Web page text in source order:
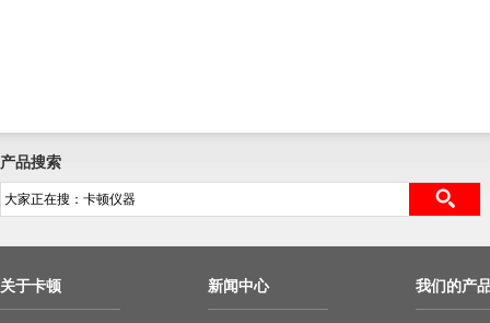
产品搜索
关于卡顿 新闻中心 我们的产